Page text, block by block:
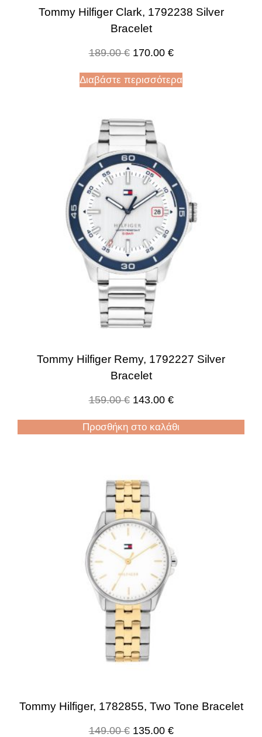
Tommy Hilfiger Clark, 1792238 Silver
Bracelet
189.00€ 170.00 €
Διαβάστε περισσότερα
Tommy Hilfiger Remy, 1792227 Silver
Bracelet
159.00€ 143.00 €
Προσθήκη στο καλάθι
Tommy Hilfiger, 1782855, Two Tone Bracelet
149.00€ 135.00 €